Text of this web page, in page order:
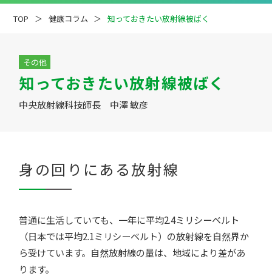
疾患解説 専門医ファイル
TOP 健康コラム 知っておきたい放射線被ばく
その他
知っておきたい放射線被ばく
中央放射線科技師長 中澤 敏彦
身の回りにある放射線
普通に生活していても、一年に平均2.4ミリシーベルト
（日本では平均2.1ミリシーベルト）の放射線を自然界か
ら受けています。自然放射線の量は、地域により差があ
ります。